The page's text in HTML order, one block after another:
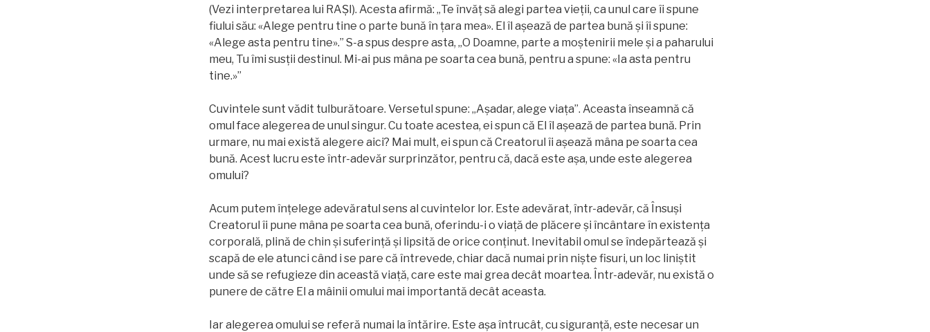
(Vezi interpretarea lui RAŞI). Acesta afirmă: „Te învăț să alegi partea vieții, ca unul care îi spune
fiului său: «Alege pentru tine o parte bună în țara mea». El îl așează de partea bună și îi spune:
«Alege asta pentru tine».” S-a spus despre asta, „O Doamne, parte a moștenirii mele și a paharului
meu, Tu îmi susţii destinul. Mi-ai pus mâna pe soarta cea bună, pentru a spune: «Ia asta pentru
tine.»”
Cuvintele sunt vădit tulburătoare. Versetul spune: „Aşadar, alege viața”. Aceasta înseamnă că
omul face alegerea de unul singur. Cu toate acestea, ei spun că El îl aşează de partea bună. Prin
urmare, nu mai există alegere aici? Mai mult, ei spun că Creatorul îi aşează mâna pe soarta cea
bună. Acest lucru este într-adevăr surprinzător, pentru că, dacă este așa, unde este alegerea
omului?
Acum putem înţelege adevăratul sens al cuvintelor lor. Este adevărat, într-adevăr, că Însuși
Creatorul îi pune mâna pe soarta cea bună, oferindu-i o viață de plăcere și încântare în existenţa
corporală, plină de chin și suferinţă și lipsită de orice conținut. Inevitabil omul se îndepărtează şi
scapă de ele atunci când i se pare că întrevede, chiar dacă numai prin nişte fisuri, un loc liniştit
unde să se refugieze din această viață, care este mai grea decât moartea. Într-adevăr, nu există o
punere de către El a mâinii omului mai importantă decât aceasta.
Iar alegerea omului se referă numai la întărire. Este aşa întrucât, cu siguranță, este necesar un